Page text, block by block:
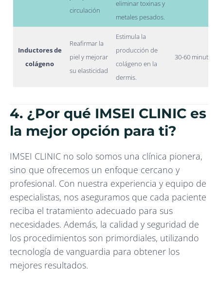
circulación
eliminar toxinas y
metales pesados.
Inductores de
colágeno
Reafirmar la
piel y mejorar
su elasticidad
Estimula la
producción de
colágeno en la
dermis.
30-60 minutos
4. ¿Por qué IMSEI CLINIC es
la mejor opción para ti?
IMSEI CLINIC no solo somos una clínica pionera,
sino que ofrecemos un enfoque cercano y
profesional. Con nuestra experiencia y equipo de
especialistas, nos aseguramos que cada paciente
reciba el tratamiento adecuado para sus
necesidades. Además, la calidad y seguridad de
los procedimientos son primordiales, utilizando
tecnología de vanguardia para obtener los
mejores resultados.